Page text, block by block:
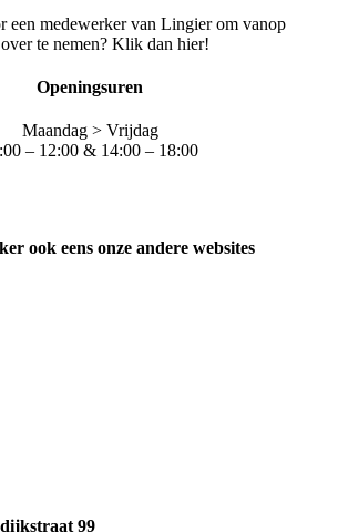
een medewerker van Lingier om vanop
te nemen? Klik dan hier!
Openingsuren
Maandag > Vrijdag
– 12:00 & 14:00 – 18:00
ook eens onze andere websites
99